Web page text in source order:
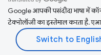
Google आपकी पसंदीदा भाषा में
टेक्नोलॉजी का इस्तेमाल करता है.